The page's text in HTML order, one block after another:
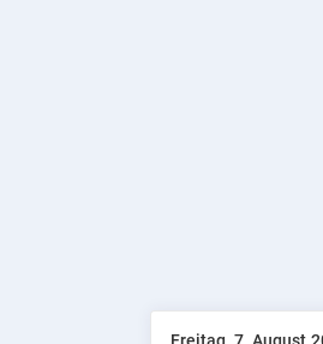
Freitag, 7. August